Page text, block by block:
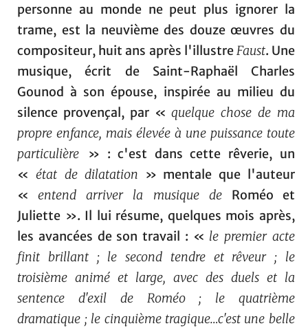
personne au monde ne peut plus ignorer la
trame, est la neuvième des douze œuvres du
compositeur, huit ans après l'illustreFaust. Une
musique, écrit de Saint-Raphaël Charles
Gounod à son épouse, inspirée au milieu du
silence provençal, par «quelque chose de ma
propre enfance, mais élevée à une puissance toute
particulière
» : c'est dans cette rêverie, un
«état de dilatation » mentale que l'auteur
«entend arriver la musique de Roméo et
Juliette ». Il lui résume, quelques mois après,
les avancées de son travail : « le premier acte
finit brillant ; le second tendre et rêveur ; le
troisième animé et large, avec des duels et la
sentence d'exil de Roméo ; le quatrième
dramatique ; le cinquième tragique…c'est une belle